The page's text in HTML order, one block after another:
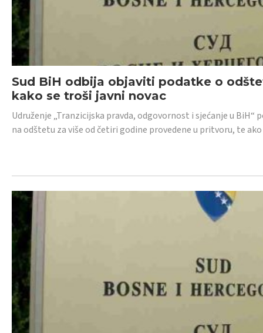
Sud BiH odbija objaviti podatke o
kako se troši javni novac
Udruženje „Tranzicijska pravda, odgovornost i sjećanje u
na odštetu za više od četiri godine provedene u pritvoru, te